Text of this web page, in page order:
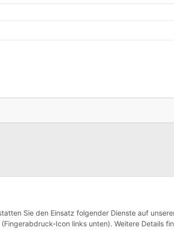
Sie den Einsatz folgender Dienste auf
Icon links unten). Weitere Details